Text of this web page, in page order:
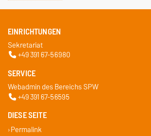
EINRICHTUNGEN
Sekretariat
+49 391 67-56980
SERVICE
Webadmin des Bereichs SPW
+49 391 67-56595
DIESE SEITE
Permalink